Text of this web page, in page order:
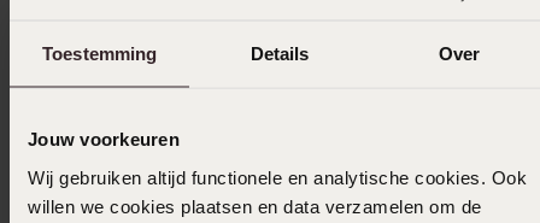
Toestemming Details Over
Jouw voorkeuren
Wij gebruiken altijd functionele en analytische cookies. Ook
willen we cookies plaatsen en data verzamelen om de
Ook leuk voor jou